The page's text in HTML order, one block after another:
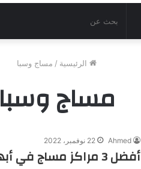
الرئيسية / مساج وسبا
مساج وسبا
Ahmed 22 نوفمبر، 2022
أفضل 3 مراكز مساج في أبها